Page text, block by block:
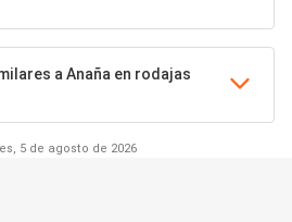
a Anaña en rodajas
5 de agosto de 2026